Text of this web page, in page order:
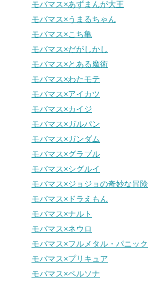
モバマス×あずまんが大王
モバマス×うまるちゃん
モバマス×こち亀
モバマス×だがしかし
モバマス×とある魔術
モバマス×わたモテ
モバマス×アイカツ
モバマス×カイジ
モバマス×ガルパン
モバマス×ガンダム
モバマス×グラブル
モバマス×シグルイ
モバマス×ジョジョの奇妙な冒険
モバマス×ドラえもん
モバマス×ナルト
モバマス×ネウロ
モバマス×フルメタル・パニック
モバマス×プリキュア
モバマス×ペルソナ